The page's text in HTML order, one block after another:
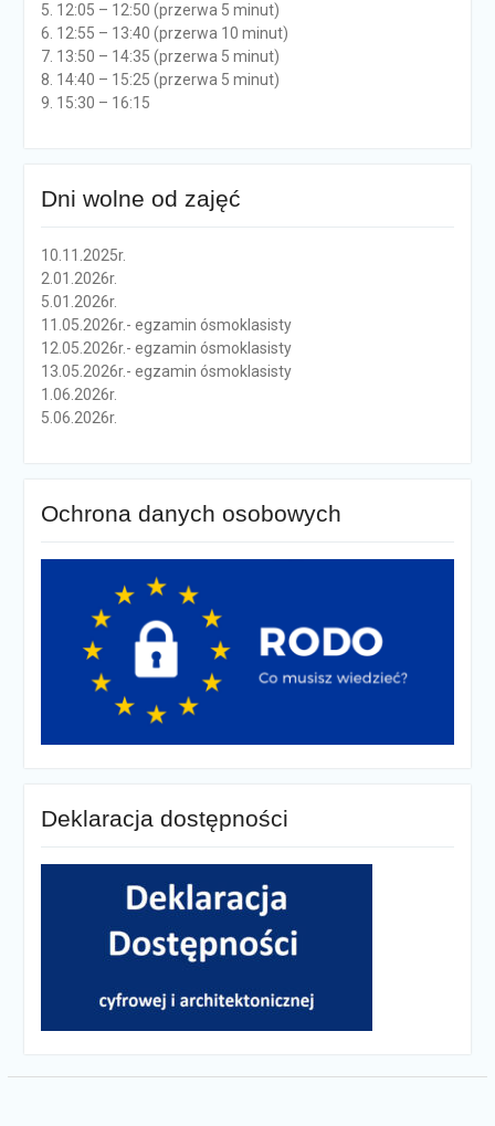
5. 12:05 – 12:50 (przerwa 5 minut)
6. 12:55 – 13:40 (przerwa 10 minut)
7. 13:50 – 14:35 (przerwa 5 minut)
8. 14:40 – 15:25 (przerwa 5 minut)
9. 15:30 – 16:15
Dni wolne od zajęć
10.11.2025r.
2.01.2026r.
5.01.2026r.
11.05.2026r.- egzamin ósmoklasisty
12.05.2026r.- egzamin ósmoklasisty
13.05.2026r.- egzamin ósmoklasisty
1.06.2026r.
5.06.2026r.
Ochrona danych osobowych
Deklaracja dostępności